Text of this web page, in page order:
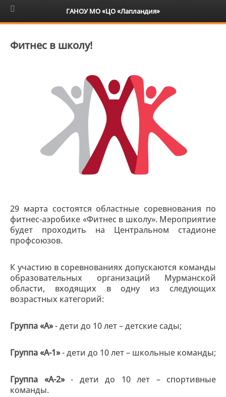
6+
Фитнес в школу!
29 марта состоятся областные соревнования по
фитнес-аэробике «Фитнес в школу». Мероприятие
будет проходить на Центральном стадионе
профсоюзов.
К участию в соревнованиях допускаются команды
образовательных организаций Мурманской
области, входящих в одну из следующих
возрастных категорий:
Группа «А»- дети до 10 лет – детские сады;
Группа «А-1»- дети до 10 лет – школьные команды;
Группа «А-2» - дети до 10 лет – спортивные
команды.
ГАНОУ МО «ЦО «Лапландия»